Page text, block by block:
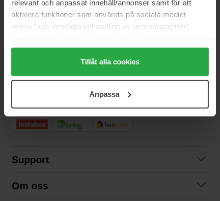
relevant och anpassat innehåll/annonser samt för att
aktivera funktioner som används på sociala medier
media (kan innefatta behandling av personuppgifter).
Genom att trycka på "Tillåt alla cookies" accepterar du
alla cookies, medan du under "Detaljer" kan anpassa
användningen av cookies. Du kan när som helst återkalla
samt vår Integritetspolicy.
Tillåt alla cookies
Anpassa
Vil du få de beste beauty-nyhetene rett i innboksen? Vi gir deg
de siste trendene, tipsene og eksklusive tilbud!
RASK LEVERING
Support
Om oss